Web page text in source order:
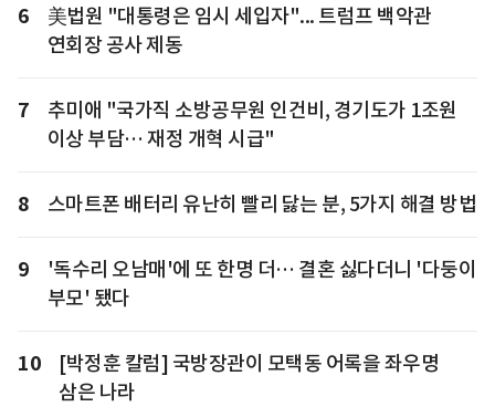
6
美법원 "대통령은 임시 세입자"... 트럼프 백악관
연회장 공사 제동
7
추미애 "국가직 소방공무원 인건비, 경기도가 1조원
이상 부담… 재정 개혁 시급"
8 스마트폰 배터리 유난히 빨리 닳는 분, 5가지 해결 방법
9
'독수리 오남매'에 또 한명 더… 결혼 싫다더니 '다둥이
부모' 됐다
10
[박정훈 칼럼] 국방장관이 모택동 어록을 좌우명
삼은 나라